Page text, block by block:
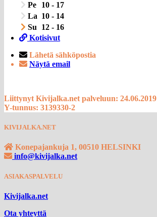
Pe
10 - 17
La 10 - 14
Su
12 - 16
Kotisivut
Lähetä sähköpostia
Näytä email
Liittynyt Kivijalka.net palveluun: 24.06.2019
Y-tunnus: 3139330-2
KIVIJALKA.NET
Konepajankuja 1, 00510 HELSINKI
info@kivijalka.net
ASIAKASPALVELU
Kivijalka.net
Ota yhteyttä